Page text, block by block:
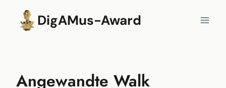
springen
DigAMus-Award
Angewandte Walk